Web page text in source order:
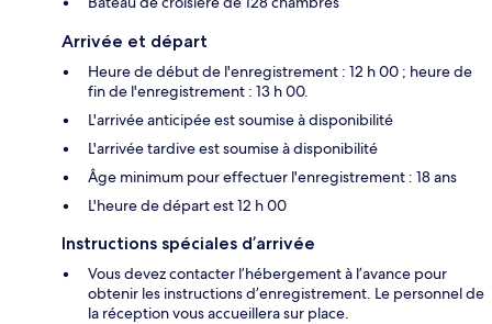
Arrivée et départ
Heure de début de l'enregistrement : 12 h 00 ; heure de
fin de l'enregistrement : 13 h 00.
L'arrivée anticipée est soumise à disponibilité
L'arrivée tardive est soumise à disponibilité
Âge minimum pour effectuer l'enregistrement : 18 ans
L'heure de départ est 12 h 00
Instructions spéciales d’arrivée
Vous devez contacter l’hébergement à l’avance pour
obtenir les instructions d’enregistrement. Le personnel de
la réception vous accueillera sur place.